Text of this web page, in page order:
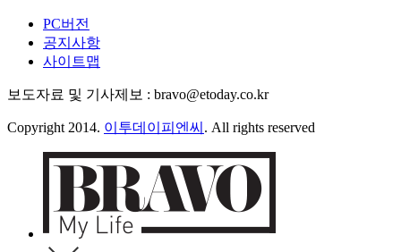
PC버전
공지사항
사이트맵
보도자료 및 기사제보 : bravo@etoday.co.kr
Copyright 2014. 이투데이피엔씨 . All rights reserved